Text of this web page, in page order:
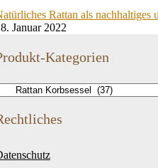
Rattan als
Januar 2022
Kategorien